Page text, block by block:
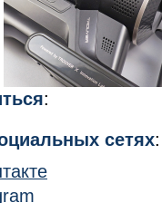
:
сетях: